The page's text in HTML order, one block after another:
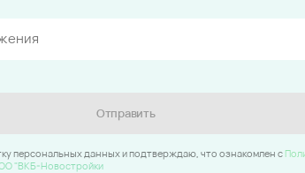
Отправить
персональных данных и подтверждаю, что ознакомлен c
"ВКБ-Новостройки